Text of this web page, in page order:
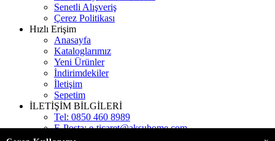
Senetli Alışveriş
Çerez Politikası
Hızlı Erişim
Anasayfa
Kataloglarımız
Yeni Ürünler
İndirimdekiler
İletişim
Sepetim
İLETİŞİM BİLGİLERİ
Tel: 0850 460 8989
E-Posta:e-ticaret@aksuhome.com
Adres: